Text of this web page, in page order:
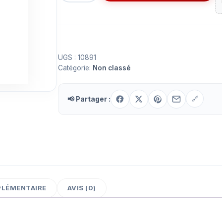
UGS : 10891
Catégorie: Non classé
📢 Partager : 🔗
AVIS (0)